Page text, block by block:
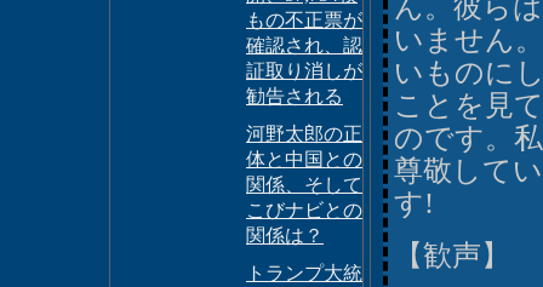
もの不正票が
確認され、認
証取り消しが
勧告される
河野太郎の正
体と中国との
関係、そして
こびナビとの
関係は？
トランプ大統
ん。彼ら
いません
いものに
ことを見
のです。
尊敬して
す!
【歓声】